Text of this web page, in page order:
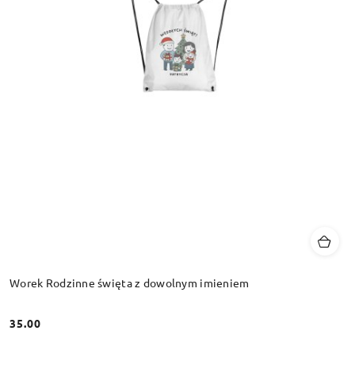
Worek Rodzinne święta z dowolnym imieniem
Cena:
35.00